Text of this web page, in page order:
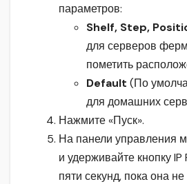
параметров:
Shelf, Step,
для серверов
пометить
Default (По
для домашних
Нажмите «Пуск».
На панели управления
и удерживайте кнопку
пяти секунд, пока она